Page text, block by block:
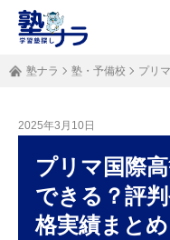
塾ナラ 塾・予備校 プリ
2025年3月10日
プリマ国際
できる？評
格実績まとめ